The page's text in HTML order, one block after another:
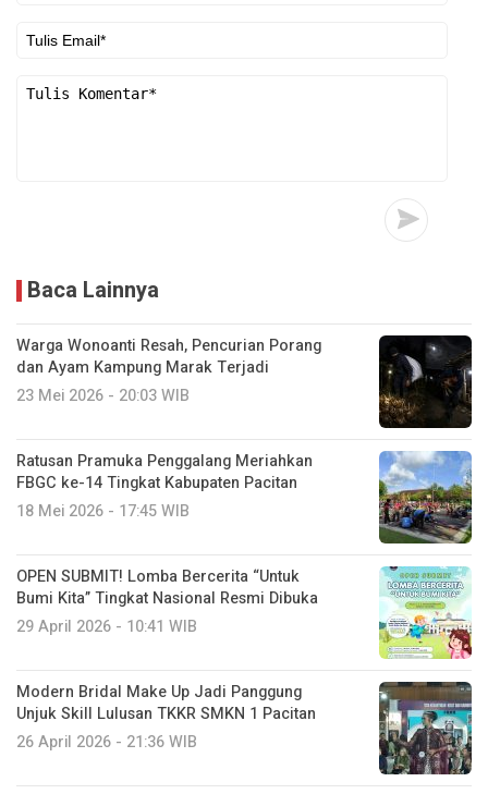
Baca Lainnya
Warga Wonoanti Resah, Pencurian Porang
dan Ayam Kampung Marak Terjadi
23 Mei 2026 - 20:03 WIB
Ratusan Pramuka Penggalang Meriahkan
FBGC ke-14 Tingkat Kabupaten Pacitan
18 Mei 2026 - 17:45 WIB
OPEN SUBMIT! Lomba Bercerita “Untuk
Bumi Kita” Tingkat Nasional Resmi Dibuka
29 April 2026 - 10:41 WIB
Modern Bridal Make Up Jadi Panggung
Unjuk Skill Lulusan TKKR SMKN 1 Pacitan
26 April 2026 - 21:36 WIB